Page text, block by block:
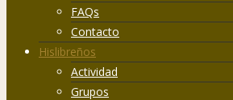
FAQs
Contacto
Hislibreños
Actividad
Grupos